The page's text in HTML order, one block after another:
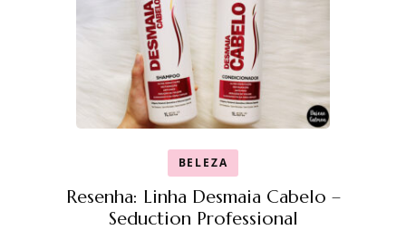
BELEZA
Resenha: Linha Desmaia Cabelo –
Seduction Professional